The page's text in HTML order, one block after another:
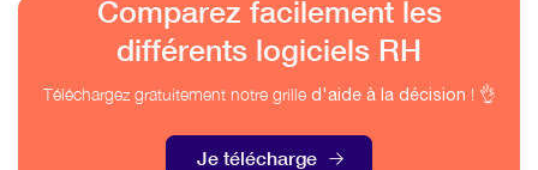
Comparez facilement les
différents logiciels RH
Téléchargez gratuitement notre grille d'aide à la décision ! 👌
Je télécharge